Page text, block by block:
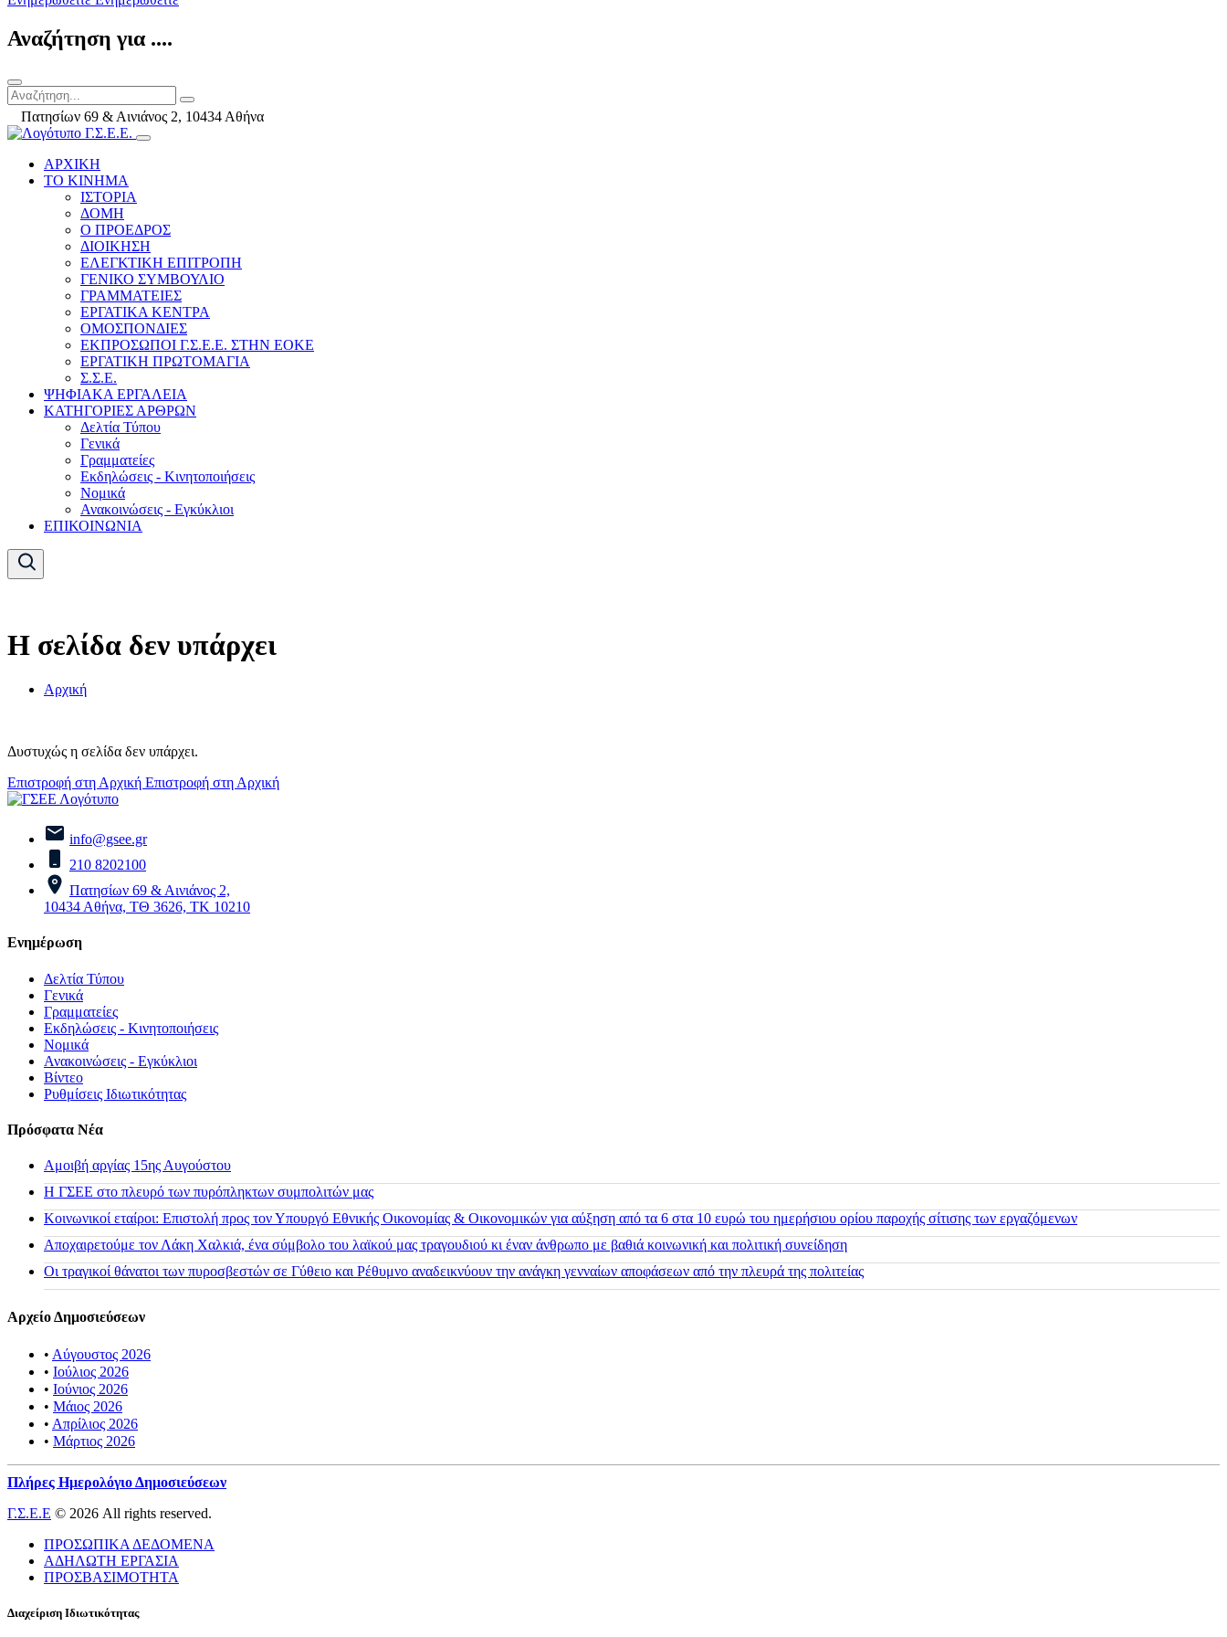
Αναζήτηση για ....
Πατησίων 69 & Αινιάνος 2, 10434 Αθήνα
ΑΡΧΙΚΗ
ΤΟ ΚΙΝΗΜΑ
ΙΣΤΟΡΙΑ
ΔΟΜΗ
Ο ΠΡΟΕΔΡΟΣ
ΔΙΟΙΚΗΣΗ
ΕΛΕΓΚΤΙΚΗ ΕΠΙΤΡΟΠΗ
ΓΕΝΙΚΟ ΣΥΜΒΟΥΛΙΟ
ΓΡΑΜΜΑΤΕΙΕΣ
ΕΡΓΑΤΙΚΑ ΚΕΝΤΡΑ
ΟΜΟΣΠΟΝΔΙΕΣ
ΕΚΠΡΟΣΩΠΟΙ Γ.Σ.Ε.Ε. ΣΤΗΝ ΕΟΚΕ
ΕΡΓΑΤΙΚΗ ΠΡΩΤΟΜΑΓΙΑ
Σ.Σ.Ε.
ΨΗΦΙΑΚΑ ΕΡΓΑΛΕΙΑ
ΚΑΤΗΓΟΡΙΕΣ ΑΡΘΡΩΝ
Δελτία Τύπου
Γενικά
Γραμματείες
Εκδηλώσεις - Κινητοποιήσεις
Νομικά
Ανακοινώσεις - Εγκύκλιοι
ΕΠΙΚΟΙΝΩΝΙΑ
Η σελίδα δεν υπάρχει
Αρχική
Δυστυχώς η σελίδα δεν υπάρχει.
Επιστροφή στη Αρχική Επιστροφή στη Αρχική
info@gsee.gr
210 8202100
Πατησίων 69 & Αινιάνος 2,
10434 Αθήνα, ΤΘ 3626, ΤΚ 10210
Ενημέρωση
Δελτία Τύπου
Γενικά
Γραμματείες
Εκδηλώσεις - Κινητοποιήσεις
Νομικά
Ανακοινώσεις - Εγκύκλιοι
Βίντεο
Ρυθμίσεις Ιδιωτικότητας
Πρόσφατα Νέα
Αμοιβή αργίας 15ης Αυγούστου
H ΓΣΕΕ στο πλευρό των πυρόπληκτων συμπολιτών μας
Κοινωνικοί εταίροι: Επιστολή προς τον Υπουργό Εθνικής Οικονομίας & Οικονομικών για αύξηση από τα 6 στα 10 ευρώ του ημερήσιου ορίου παροχής σίτισης των εργαζόμενων
Αποχαιρετούμε τον Λάκη Χαλκιά, ένα σύμβολο του λαϊκού μας τραγουδιού κι έναν άνθρωπο με βαθιά κοινωνική και πολιτική συνείδηση
Οι τραγικοί θάνατοι των πυροσβεστών σε Γύθειο και Ρέθυμνο αναδεικνύουν την ανάγκη γενναίων αποφάσεων από την πλευρά της πολιτείας
Αρχείο Δημοσιεύσεων
• Αύγουστος 2026
• Ιούλιος 2026
• Ιούνιος 2026
• Μάιος 2026
• Απρίλιος 2026
• Μάρτιος 2026
Πλήρες Ημερολόγιο Δημοσιεύσεων
Γ.Σ.Ε.Ε © 2026 All rights reserved.
ΠΡΟΣΩΠΙΚΑ ΔΕΔΟΜΕΝΑ
ΑΔΗΛΩΤΗ ΕΡΓΑΣΙΑ
ΠΡΟΣΒΑΣΙΜΟΤΗΤΑ
Διαχείριση Ιδιωτικότητας